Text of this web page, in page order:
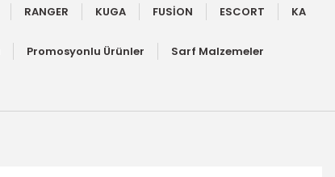
RANGER KUGA FUSİON ESCORT KA
Promosyonlu Ürünler Sarf Malzemeler